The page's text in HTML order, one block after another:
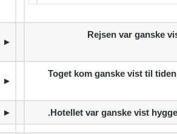
Rejsen var ganske
►
Toget kom ganske vist til
►
Hotellet var ganske vist
►